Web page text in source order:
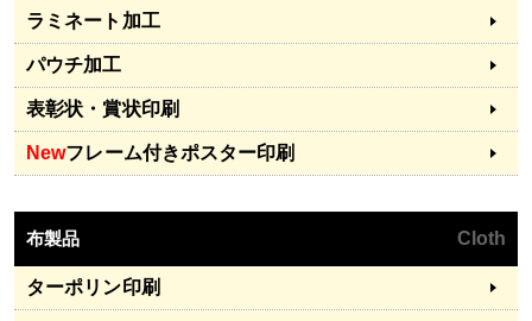
ラミネート加工
パウチ加工
表彰状・賞状印刷
Newフレーム付きポスター印刷
布製品 Cloth
ターポリン印刷